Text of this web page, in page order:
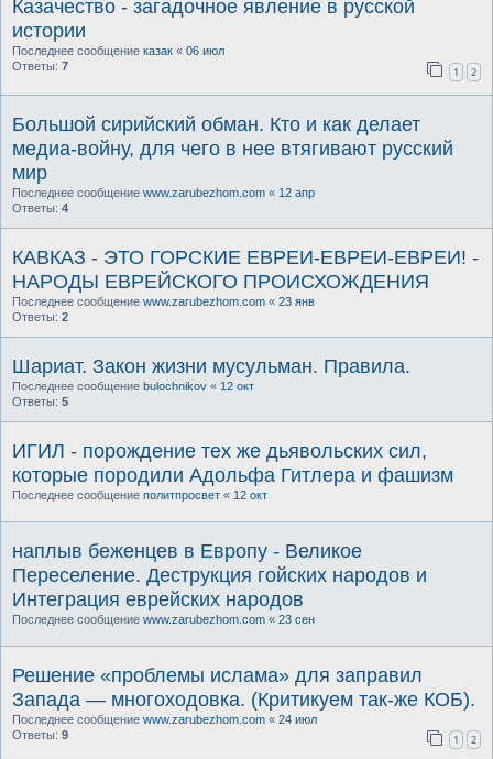
Казачество - загадочное явление в русской
истории
Последнее сообщение казак « 06 июл
Ответы: 7 1 2
Большой сирийский обман. Кто и как делает
медиа-войну, для чего в нее втягивают русский
мир
Последнее сообщение www.zarubezhom.com « 12 апр
Ответы: 4
КАВКАЗ - ЭТО ГОРСКИЕ ЕВРЕИ-ЕВРЕИ-ЕВРЕИ! -
НАРОДЫ ЕВРЕЙСКОГО ПРОИСХОЖДЕНИЯ
Последнее сообщение www.zarubezhom.com « 23 янв
Ответы: 2
Шариат. Закон жизни мусульман. Правила.
Последнее сообщение bulochnikov « 12 окт
Ответы: 5
ИГИЛ - порождение тех же дьявольских сил,
которые породили Адольфа Гитлера и фашизм
Последнее сообщение политпросвет « 12 окт
наплыв беженцев в Европу - Великое
Переселение. Деструкция гойских народов и
Интеграция еврейских народов
Последнее сообщение www.zarubezhom.com « 23 сен
Решение «проблемы ислама» для заправил
Запада — многоходовка. (Критикуем так-же КОБ).
Последнее сообщение www.zarubezhom.com « 24 июл
Ответы: 9 1 2